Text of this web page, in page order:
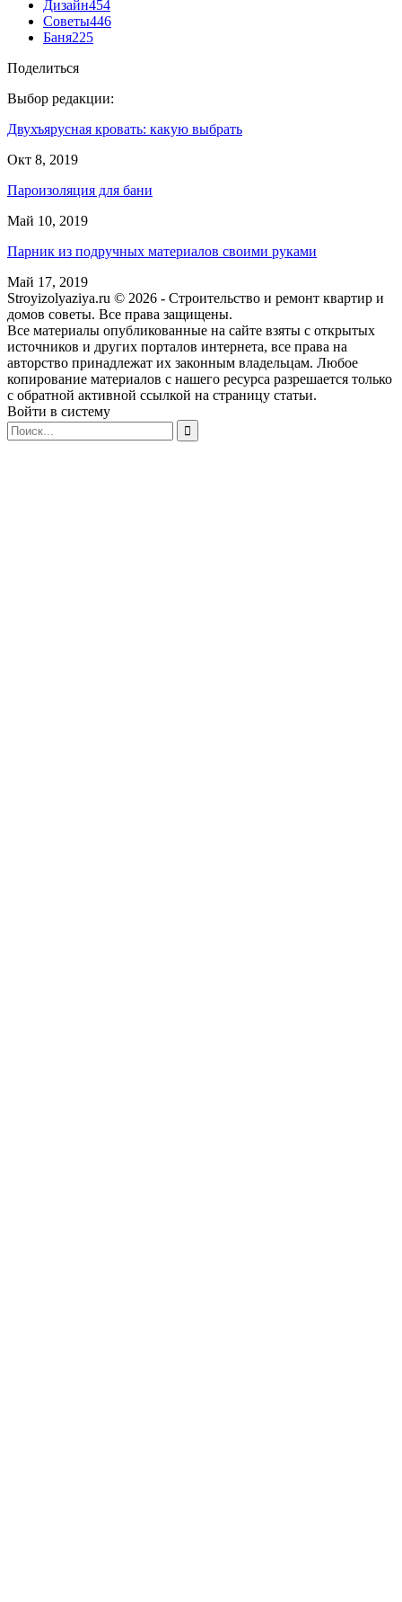
Дизайн454
Советы446
Баня225
Поделиться
Выбор редакции:
Двухъярусная кровать: какую выбрать
Окт 8, 2019
Пароизоляция для бани
Май 10, 2019
Парник из подручных материалов своими руками
Май 17, 2019
Stroyizolyaziya.ru © 2026 - Строительство и ремонт квартир и
домов советы. Все права защищены.
Все материалы опубликованные на сайте взяты с открытых
источников и других порталов интернета, все права на
авторство принадлежат их законным владельцам. Любое
копирование материалов с нашего ресурса разрешается только
с обратной активной ссылкой на страницу статьи.
Войти в систему